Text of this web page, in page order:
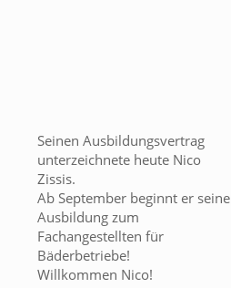
Seinen Ausbildungsvertrag
unterzeichnete heute Nico
Zissis.
Ab September beginnt er seine
Ausbildung zum
Fachangestellten für
Bäderbetriebe!
Willkommen Nico!